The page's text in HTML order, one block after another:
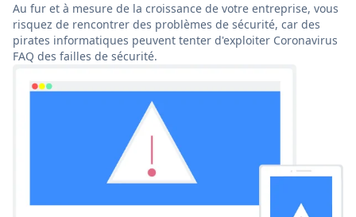
Au fur et à mesure de la croissance de votre entreprise, vous
risquez de rencontrer des problèmes de sécurité, car des
pirates informatiques peuvent tenter d'exploiter Coronavirus
FAQ des failles de sécurité.